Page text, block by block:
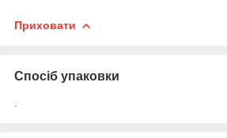
Приховати
Спосіб упаковки